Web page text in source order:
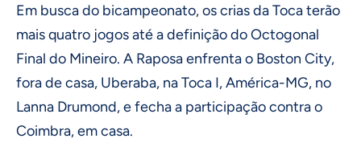
Em busca do bicampeonato, os crias da Toca terão
mais quatro jogos até a definição do Octogonal
Final do Mineiro. A Raposa enfrenta o Boston City,
fora de casa, Uberaba, na Toca I, América-MG, no
Lanna Drumond, e fecha a participação contra o
Coimbra, em casa.